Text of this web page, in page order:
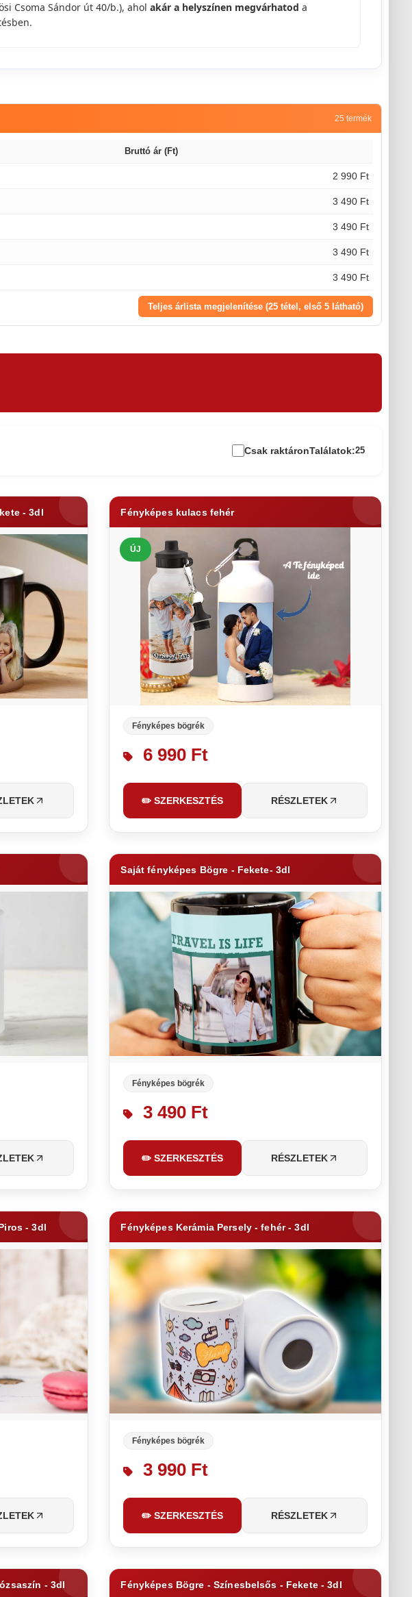
Csoma Sándor út 40/b.), ahol akár a helyszínen megvárhatod a
25 termék
Bruttó ár (Ft)
2 990 Ft
3 490 Ft
3 490 Ft
3 490 Ft
3 490 Ft
Teljes árlista megjelenítése (25 tétel, első 5 látható)
Csak raktáronTalálatok:25
- 3dl Fényképes kulacs fehér
ÚJ
Fényképes bögrék
6 990 Ft
✏️ SZERKESZTÉS RÉSZLETEK
Saját fényképes Bögre - Fekete- 3dl
Fényképes bögrék
3 490 Ft
✏️ SZERKESZTÉS RÉSZLETEK
- 3dl Fényképes Kerámia Persely - fehér - 3dl
Fényképes bögrék
3 990 Ft
✏️ SZERKESZTÉS RÉSZLETEK
- 3dl Fényképes Bögre - Színesbelsős - Fekete - 3dl